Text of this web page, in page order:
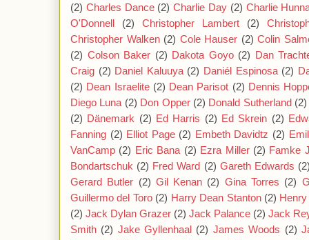
(2) Charles Dance (2) Charlie Day (2) Charlie
O'Donnell
(2) Christopher Lambert (2)
Christopher Walken (2) Cole Hauser (2) Colin
(2) Colson Baker (2) Dakota Goyo (2) Dan
Craig (2) Daniel Kaluuya (2) Daniél Espinosa (2)
(2) Dean Israelite (2) Dean Parisot (2) Dennis
Diego Luna (2) Don Opper (2) Donald Sutherland (2)
(2) Dänemark (2) Ed Harris (2) Ed Skrein (2)
Fanning (2) Elliot Page (2) Embeth Davidtz (2)
VanCamp (2) Eric Bana (2) Ezra Miller (2) Famke
Bondartschuk (2) Fred Ward (2) Gareth Edwards
Gerard Butler (2) Gil Kenan (2) Gina Torres (2)
Guillermo del Toro (2) Harry Dean Stanton (2)
(2) Jack Dylan Grazer (2) Jack Palance (2) Jack
Smith (2) Jake Gyllenhaal (2) James Woods (2)